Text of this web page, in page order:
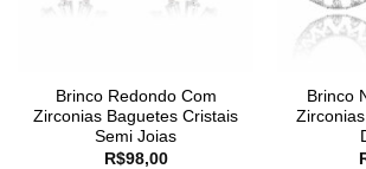
Brinco Redondo Com
Zirconias Baguetes Cristais
Semi Joias
R$98,00
Brinco